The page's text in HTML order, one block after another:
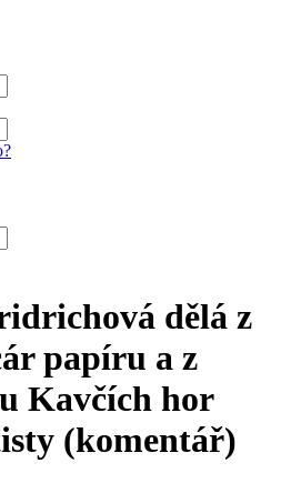
dělá z
papíru a z
Kavčích hor
(komentář)